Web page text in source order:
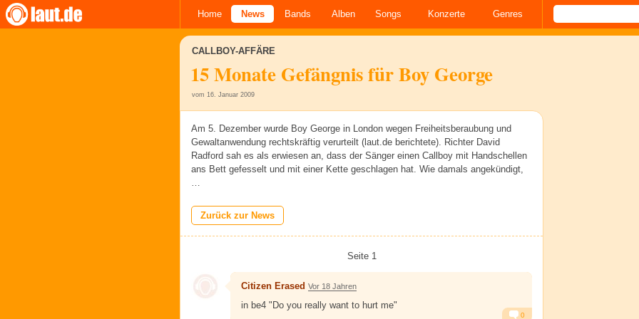
Home News Bands Alben Songs Konzerte Genres
CALLBOY-AFFÄRE
15 Monate Gefängnis für Boy George
vom 16. Januar 2009
Am 5. Dezember wurde Boy George in London wegen Freiheitsberaubung und
Gewaltanwendung rechtskräftig verurteilt (laut.de berichtete). Richter David
Radford sah es als erwiesen an, dass der Sänger einen Callboy mit Handschellen
ans Bett gefesselt und mit einer Kette geschlagen hat. Wie damals angekündigt,
…
Zurück zur News
Seite 1
Citizen Erased Vor 18 Jahren
in be4 "Do you really want to hurt me"
0